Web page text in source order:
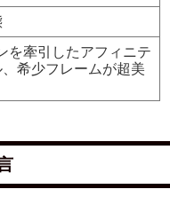
を牽引したアフィニテ
希少フレームが超美